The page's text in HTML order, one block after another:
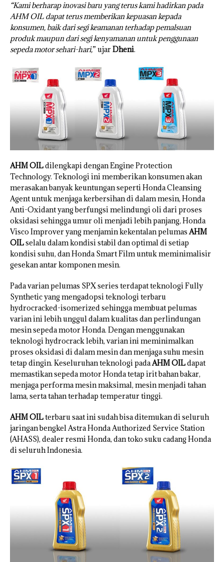
“Kami berharap inovasi baru yang terus kami hadirkan pada
AHM OIL dapat terus memberikan kepuasan kepada
konsumen, baik dari segi keamanan terhadap pemalsuan
produk maupun dari segi kenyamanan untuk penggunaan
sepeda motor sehari-hari,” ujarDheni.
AHM OILdilengkapi dengan Engine Protection
Technology. Teknologi ini memberikan konsumen akan
merasakan banyak keuntungan seperti Honda Cleansing
Agent untuk menjaga kerbersihan di dalam mesin, Honda
Anti-Oxidant yang berfungsi melindungi oli dari proses
oksidasi sehingga umur oli menjadi lebih panjang, Honda
Visco Improver yang menjamin kekentalan pelumas AHM
OILselalu dalam kondisi stabil dan optimal di setiap
kondisi suhu, dan Honda Smart Film untuk meminimalisir
gesekan antar komponen mesin.
Pada varian pelumas SPX series terdapat teknologi Fully
Synthetic yang mengadopsi teknologi terbaru
hydrocracked-isomerized sehingga membuat pelumas
varian ini lebih unggul dalam kualitas dan perlindungan
mesin sepeda motor Honda. Dengan menggunakan
teknologi hydrocrack lebih, varian ini meminimalkan
proses oksidasi di dalam mesin dan menjaga suhu mesin
tetap dingin. Keseluruhan teknologi padaAHM OILdapat
memastikan sepeda motor Honda tetap irit bahan bakar,
menjaga performa mesin maksimal, mesin menjadi tahan
lama, serta tahan terhadap temperatur tinggi.
AHM OILterbaru saat ini sudah bisa ditemukan di seluruh
jaringan bengkel Astra Honda Authorized Service Station
(AHASS), dealer resmi Honda, dan toko suku cadang Honda
di seluruh Indonesia.